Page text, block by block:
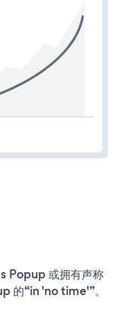
Popup 或拥有声称
的“in 'no time'”。